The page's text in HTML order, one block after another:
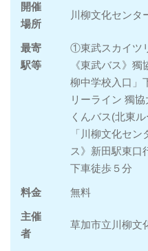
開催
場所
川柳文化センタ
最寄
駅等
①東武スカイツ
《東武バス》
柳中学校入口
リーライン 獨
くんバス(北東
「川柳文化セ
ス》新田駅東口
下車徒歩５分
料金 無料
主催
者
草加市立川柳文